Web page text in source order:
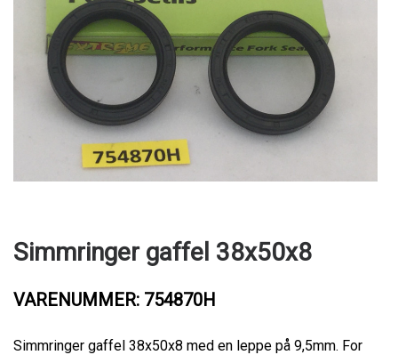
Simmringer gaffel 38x50x8
VARENUMMER: 754870H
Simmringer gaffel 38x50x8 med en leppe på 9,5mm. For